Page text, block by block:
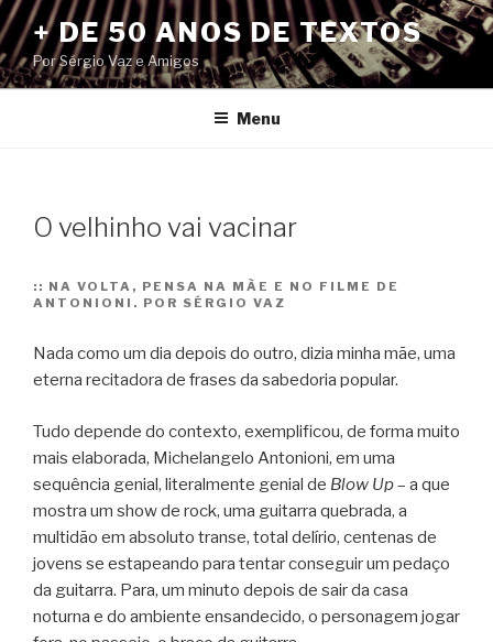
Pular
para
o
conteúdo
+ DE 50 ANOS DE TEXTOS
Por Sérgio Vaz e Amigos
Menu
O velhinho vai vacinar
:: NA VOLTA, PENSA NA MÃE E NO FILME DE
ANTONIONI. POR SÉRGIO VAZ
Nada como um dia depois do outro, dizia minha mãe, uma
eterna recitadora de frases da sabedoria popular.
Tudo depende do contexto, exemplificou, de forma muito
mais elaborada, Michelangelo Antonioni, em uma
sequência genial, literalmente genial de Blow Up– a que
mostra um show de rock, uma guitarra quebrada, a
multidão em absoluto transe, total delírio, centenas de
jovens se estapeando para tentar conseguir um pedaço
da guitarra. Para, um minuto depois de sair da casa
noturna e do ambiente ensandecido, o personagem jogar